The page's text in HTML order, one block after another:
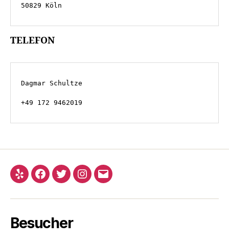
50829 Köln
TELEFON
Dagmar Schultze
+49 172 9462019
Yelp Facebook
TwitterInstagram
E-
Besucher